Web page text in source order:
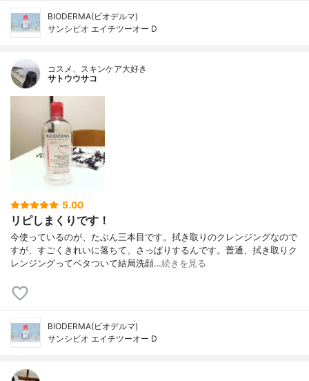
BIODERMA(ビオデルマ)
サンシビオ エイチツーオー D
コスメ、スキンケア大好き
サトウウサコ
5.00
リピしまくりです！
今使っているのが、たぶん三本目です。拭き取りのクレンジングなので
すが、すごくきれいに落ちて、さっぱりするんです。普通、拭き取りク
レンジングってベタついて結局洗顔…続きを見る
BIODERMA(ビオデルマ)
サンシビオ エイチツーオー D